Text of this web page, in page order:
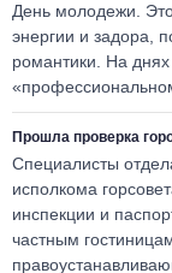
День молодежи. Это
энергии и задора,
романтики. На
Прошла проверка
Специалисты
исполкома
инспекции и
частным